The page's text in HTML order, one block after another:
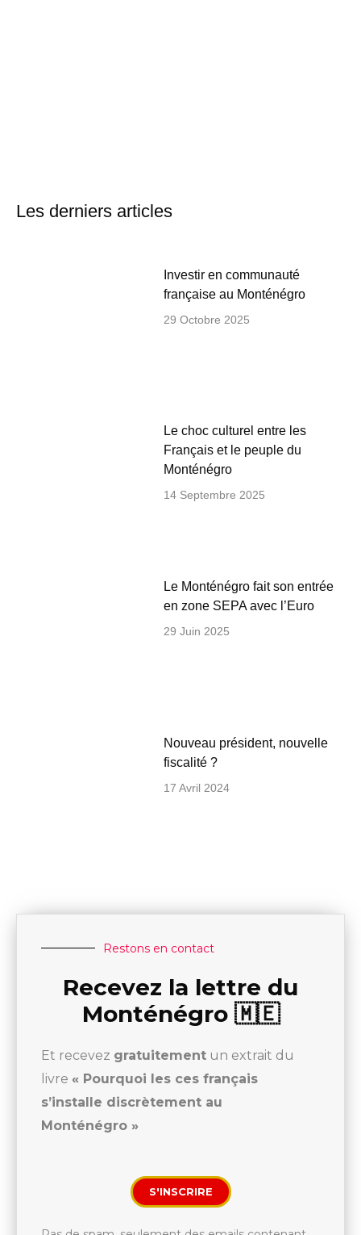
Les derniers articles
Investir en communauté
française au Monténégro
29 Octobre 2025
Le choc culturel entre les
Français et le peuple du
Monténégro
14 Septembre 2025
Le Monténégro fait son entrée
en zone SEPA avec l’Euro
29 Juin 2025
Nouveau président, nouvelle
fiscalité ?
17 Avril 2024
Restons en contact
Recevez la lettre du
Monténégro 🇲🇪
Et recevez gratuitement un extrait du
livre « Pourquoi les ces français
s’installe discrètement au
Monténégro »
S'INSCRIRE